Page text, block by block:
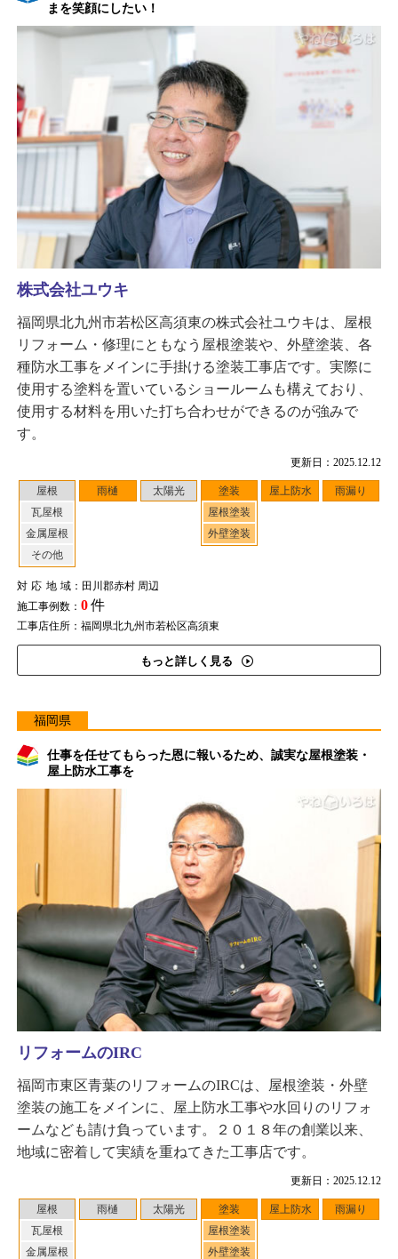
まを笑顔にしたい！
更新日：2025.12.12
屋根
瓦屋根
金属屋根
その他
雨樋 太陽光
塗装
屋根塗装
外壁塗装
屋上防水 雨漏り
対応地域：田川郡赤村 周辺
施工事例数： 0件
工事店住所：福岡県北九州市若松区高須東
もっと詳しく見る
株式会社ユウキ
福岡県北九州市若松区高須東の株式会社ユウキは、屋根
リフォーム・修理にともなう屋根塗装や、外壁塗装、各
種防水工事をメインに手掛ける塗装工事店です。実際に
使用する塗料を置いているショールームも構えており、
使用する材料を用いた打ち合わせができるのが強みで
す。
福岡県
仕事を任せてもらった恩に報いるため、誠実な屋根塗装・
屋上防水工事を
更新日：2025.12.12
屋根
瓦屋根
金属屋根
雨樋 太陽光
塗装
屋根塗装
外壁塗装
屋上防水 雨漏り
リフォームのIRC
福岡市東区青葉のリフォームのIRCは、屋根塗装・外壁
塗装の施工をメインに、屋上防水工事や水回りのリフォ
ームなども請け負っています。２０１８年の創業以来、
地域に密着して実績を重ねてきた工事店です。